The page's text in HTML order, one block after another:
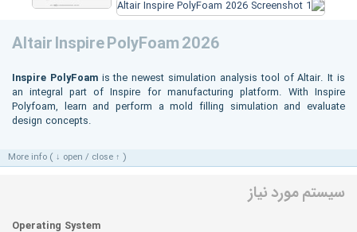
Altair Inspire PolyFoam 2026
Inspire PolyFoamis the newest simulation analysis tool of Altair. It is
an integral part of Inspire for manufacturing platform. With Inspire
Polyfoam, learn and perform a mold filling simulation and evaluate
design concepts.
More info ( ↓ open / close ↑ )
سیستم مورد نیاز
Operating System